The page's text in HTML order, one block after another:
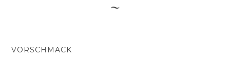
VORSCHMACK